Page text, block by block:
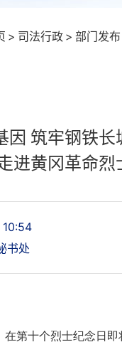
> 司法行政 > 部门发布
因 筑牢钢铁长
进黄冈革命烈
书处
在第十个烈士纪念日